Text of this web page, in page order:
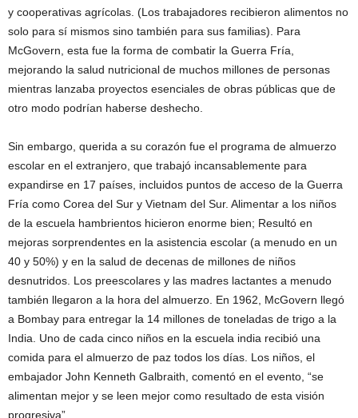
y cooperativas agrícolas. (Los trabajadores recibieron alimentos no
solo para sí mismos sino también para sus familias). Para
McGovern, esta fue la forma de combatir la Guerra Fría,
mejorando la salud nutricional de muchos millones de personas
mientras lanzaba proyectos esenciales de obras públicas que de
otro modo podrían haberse deshecho.
Sin embargo, querida a su corazón fue el programa de almuerzo
escolar en el extranjero, que trabajó incansablemente para
expandirse en 17 países, incluidos puntos de acceso de la Guerra
Fría como Corea del Sur y Vietnam del Sur. Alimentar a los niños
de la escuela hambrientos hicieron enorme bien; Resultó en
mejoras sorprendentes en la asistencia escolar (a menudo en un
40 y 50%) y en la salud de decenas de millones de niños
desnutridos. Los preescolares y las madres lactantes a menudo
también llegaron a la hora del almuerzo. En 1962, McGovern llegó
a Bombay para entregar la 14 millones de toneladas de trigo a la
India. Uno de cada cinco niños en la escuela india recibió una
comida para el almuerzo de paz todos los días. Los niños, el
embajador John Kenneth Galbraith, comentó en el evento, “se
alimentan mejor y se leen mejor como resultado de esta visión
progresiva”.